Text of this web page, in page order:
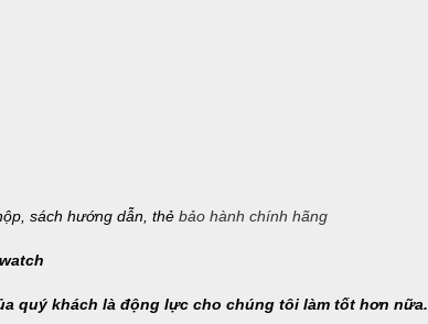
sách hướng dẫn, thẻ bảo hành chính hãng
quý khách là động lực cho chúng tôi làm tốt hơn nữa.